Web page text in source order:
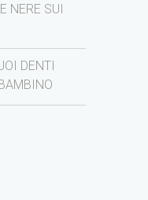
NERE SUI
DENTI